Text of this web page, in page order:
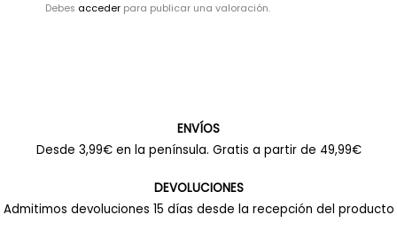
Debes acceder para publicar una valoración.
ENVÍOS
Desde 3,99€ en la península. Gratis a partir de 49,99€
DEVOLUCIONES
Admitimos devoluciones 15 días desde la recepción del producto